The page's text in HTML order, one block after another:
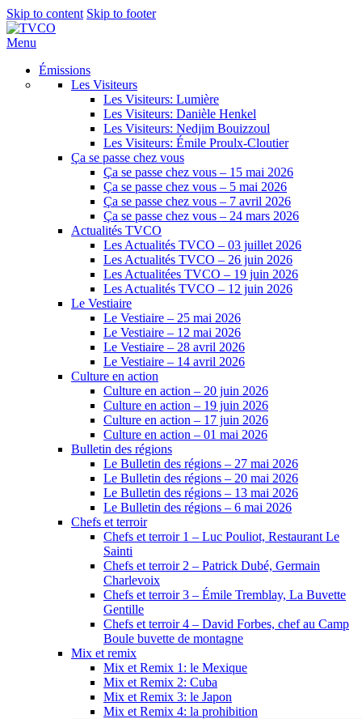
Skip to content Skip to footer
Menu
Émissions
Les Visiteurs
Les Visiteurs: Lumière
Les Visiteurs: Danièle Henkel
Les Visiteurs: Nedjim Bouizzoul
Les Visiteurs: Émile Proulx-Cloutier
Ça se passe chez vous
Ça se passe chez vous – 15 mai 2026
Ça se passe chez vous – 5 mai 2026
Ça se passe chez vous – 7 avril 2026
Ça se passe chez vous – 24 mars 2026
Actualités TVCO
Les Actualités TVCO – 03 juillet 2026
Les Actualités TVCO – 26 juin 2026
Les Actualitées TVCO – 19 juin 2026
Les Actualités TVCO – 12 juin 2026
Le Vestiaire
Le Vestiaire – 25 mai 2026
Le Vestiaire – 12 mai 2026
Le Vestiaire – 28 avril 2026
Le Vestiaire – 14 avril 2026
Culture en action
Culture en action – 20 juin 2026
Culture en action – 19 juin 2026
Culture en action – 17 juin 2026
Culture en action – 01 mai 2026
Bulletin des régions
Le Bulletin des régions – 27 mai 2026
Le Bulletin des régions – 20 mai 2026
Le Bulletin des régions – 13 mai 2026
Le Bulletin des régions – 6 mai 2026
Chefs et terroir
Chefs et terroir 1 – Luc Pouliot, Restaurant Le
Sainti
Chefs et terroir 2 – Patrick Dubé, Germain
Charlevoix
Chefs et terroir 3 – Émile Tremblay, La Buvette
Gentille
Chefs et terroir 4 – David Forbes, chef au Camp
Boule buvette de montagne
Mix et remix
Mix et Remix 1: le Mexique
Mix et Remix 2: Cuba
Mix et Remix 3: le Japon
Mix et Remix 4: la prohibition